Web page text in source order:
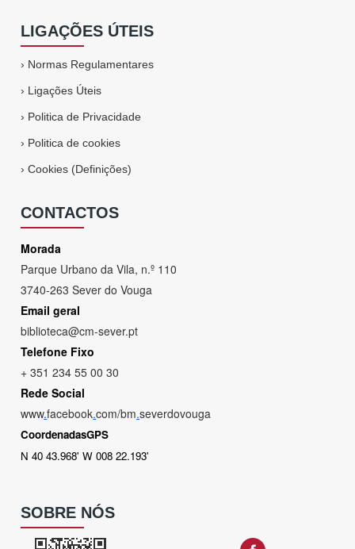
LIGAÇÕES ÚTEIS
› Normas Regulamentares
› Ligações Úteis
› Politica de Privacidade
› Politica de cookies
›Cookies (Definições)
CONTACTOS
Morada
Parque Urbano da Vila, n.º 110
3740-263 Sever do Vouga
Email geral
biblioteca@cm-sever.pt
Telefone Fixo
+ 351 234 55 00 30
Rede Social
www.facebook.com/bm.severdovouga
CoordenadasGPS
N 40 43.968' W 008 22.193'
SOBRE NÓS